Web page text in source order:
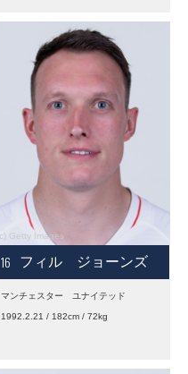
16 フィル ジョーンズ
マンチェスター ユナイテッド
1992.2.21 / 182cm / 72kg